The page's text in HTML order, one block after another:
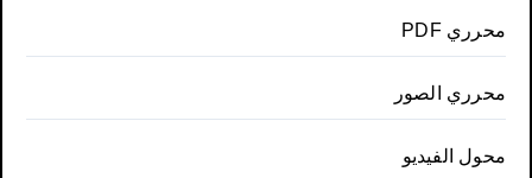
محرري PDF
محرري الصور
محول الفيديو